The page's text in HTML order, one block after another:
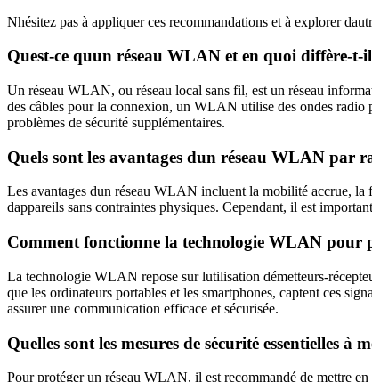
Nhésitez pas à appliquer ces recommandations et à explorer
Quest-ce quun réseau WLAN et en quoi diffère-
Un réseau WLAN, ou réseau local sans fil, est un réseau
des câbles pour la connexion, un WLAN utilise des ondes radio
problèmes de sécurité supplémentaires.
Quels sont les avantages dun réseau WLAN par
Les avantages dun réseau WLAN incluent la mobilité accrue,
dappareils sans contraintes physiques. Cependant, il est
Comment fonctionne la technologie WLAN pour
La technologie WLAN repose sur lutilisation démetteurs-
que les ordinateurs portables et les smartphones, captent ces
assurer une communication efficace et sécurisée.
Quelles sont les mesures de sécurité essentielles
Pour protéger un réseau WLAN, il est recommandé de mettre